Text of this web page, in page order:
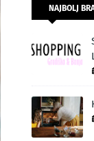
NAJBOLJ